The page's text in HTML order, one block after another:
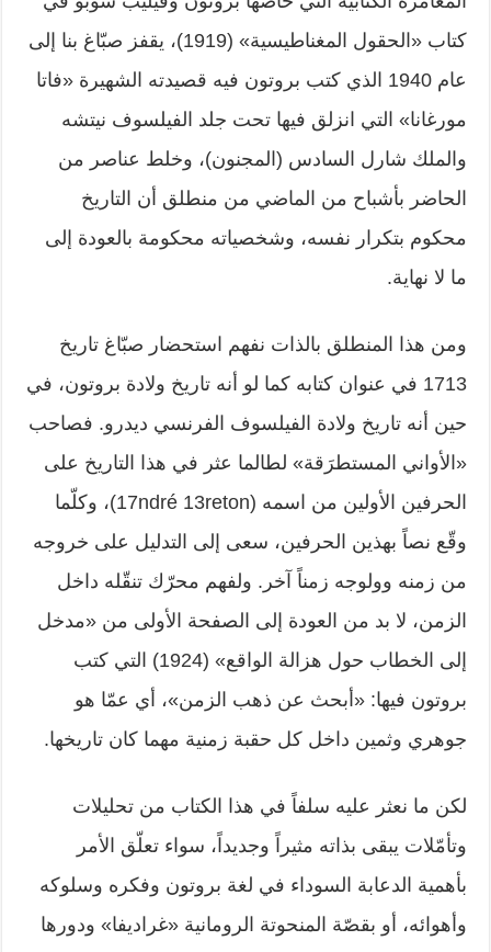
كتاب «الحقول المغناطيسية» (1919)، يقفز صبّاغ بنا إلى
عام 1940 الذي كتب بروتون فيه قصيدته الشهيرة «فاتا
مورغانا» التي انزلق فيها تحت جلد الفيلسوف نيتشه
والملك شارل السادس (المجنون)، وخلط عناصر من
الحاضر بأشباح من الماضي من منطلق أن التاريخ
محكوم بتكرار نفسه، وشخصياته محكومة بالعودة إلى
ما لا نهاية.
ومن هذا المنطلق بالذات نفهم استحضار صبّاغ تاريخ
1713 في عنوان كتابه كما لو أنه تاريخ ولادة بروتون، في
حين أنه تاريخ ولادة الفيلسوف الفرنسي ديدرو. فصاحب
«الأواني المستطرَقة» لطالما عثر في هذا التاريخ على
الحرفين الأولين من اسمه (17ndré 13reton)، وكلّما
وقّع نصاً بهذين الحرفين، سعى إلى التدليل على خروجه
من زمنه وولوجه زمناً آخر. ولفهم محرّك تنقّله داخل
الزمن، لا بد من العودة إلى الصفحة الأولى من «مدخل
إلى الخطاب حول هزالة الواقع» (1924) التي كتب
بروتون فيها: «أبحث عن ذهب الزمن»، أي عمّا هو
جوهري وثمين داخل كل حقبة زمنية مهما كان تاريخها.
لكن ما نعثر عليه سلفاً في هذا الكتاب من تحليلات
وتأمّلات يبقى بذاته مثيراً وجديداً، سواء تعلّق الأمر
بأهمية الدعابة السوداء في لغة بروتون وفكره وسلوكه
وأهوائه، أو بقصّة المنحوتة الرومانية «غراديفا» ودورها